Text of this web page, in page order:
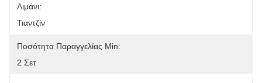
Λιμάνι:
Τιαντζίν
Ποσότητα Παραγγελίας Min:
2 Σετ